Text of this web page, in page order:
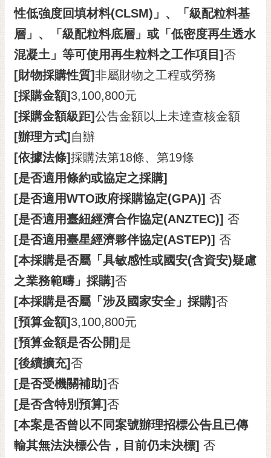
市
民
信
箱
English
日
本
語
隱
私
權
及
安
全
政
策
網
站
資
料
開
放
宣
告
市
府
交
通
性低強度回填材料(CLSM)」、「級配粒料基
層」、「級配粒料底層」或「低密度再生透水
混凝土」等可使用再生粒料之工作項目]否
[財物採購性質]非屬財物之工程或勞務
[採購金額] 3,100,800元
[採購金額級距]公告金額以上未達查核金額
[辦理方式] 自辦
[依據法條]採購法第18條、第19條
[是否適用條約或協定之採購]
[是否適用WTO政府採購協定(GPA)] 否
[是否適用臺紐經濟合作協定(ANZTEC)] 否
[是否適用臺星經濟夥伴協定(ASTEP)] 否
[本採購是否屬「具敏感性或國安(含資安)疑慮
之業務範疇」採購]否
[本採購是否屬「涉及國家安全」採購]否
[預算金額] 3,100,800元
[預算金額是否公開] 是
[後續擴充]否
[是否受機關補助]否
[是否含特別預算]否
[本案是否曾以不同案號辦理招標公告且已傳
輸其無法決標公告，目前仍未決標] 否